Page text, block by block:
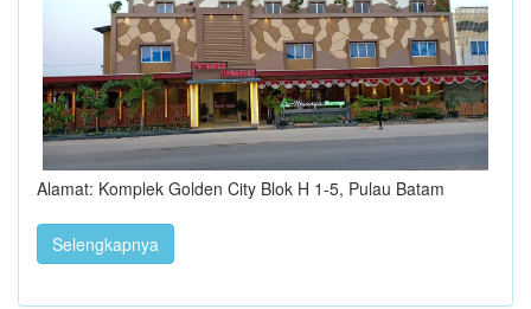
Alamat: Komplek Golden City Blok H 1-5, Pulau Batam
Selengkapnya